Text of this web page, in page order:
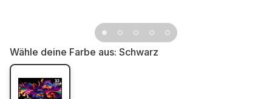
Wähle deine Farbe aus: Schwarz